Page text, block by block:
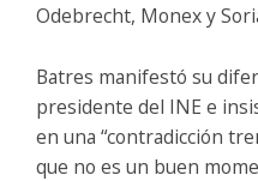
Odebrecht, Monex y
Batres manifestó su
presidente del INE e
en una “contradicción
que no es un buen